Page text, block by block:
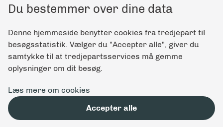
Tilgængelighedserklæring
Giv feedback til denne side
Du bestemmer over dine data
Denne hjemmeside benytter cookies fra tredjepart til
besøgsstatistik. Vælger du "Accepter alle", giver du
samtykke til at tredjepartsservices må gemme
oplysninger om dit besøg.
Læs mere om cookies
Accepter alle